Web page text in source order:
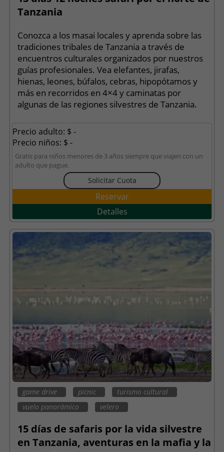
Tanzania
Conozca a los masai locales y aprenda sobre las
tradiciones tribales de Tanzania a través de
encuentros culturales organizados por nuestros
guías profesionales. Vea elefantes, jirafas,
hienas, leones, búfalos, cebras, hipopótamos y
más en recorridos en 4×4 y caminatas por
algunas de las regiones silvestres de Tanzania.
Precio adulto: $ -
Precio niños: $ -
Gratis para niños menores de 3 años siempre que viajen con un
adulto que pague.
Solicitar Cuota
Reservar
Detalles
game drive picnic
turismo cultural
vuelo panorámico
velero
15 días de safaris por la vida silvestre
en Tanzania, aventuras en la mafia y la